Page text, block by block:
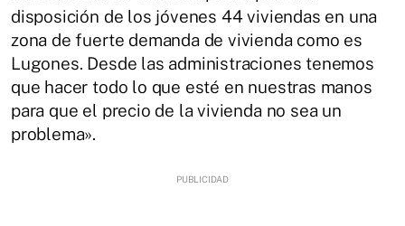
disposición de los jóvenes 44 viviendas en una
zona de fuerte demanda de vivienda como es
Lugones. Desde las administraciones tenemos
que hacer todo lo que esté en nuestras manos
para que el precio de la vivienda no sea un
problema».